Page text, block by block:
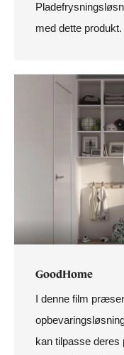
med dette produkt.
GoodHome
I denne film
kan tilpasse deres